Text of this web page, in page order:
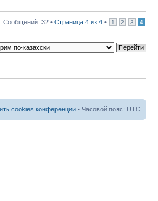
Сообщений: 32 • Страница 4 из 4 • 1 2 3 4
cookies конференции • Часовой пояс: UTC